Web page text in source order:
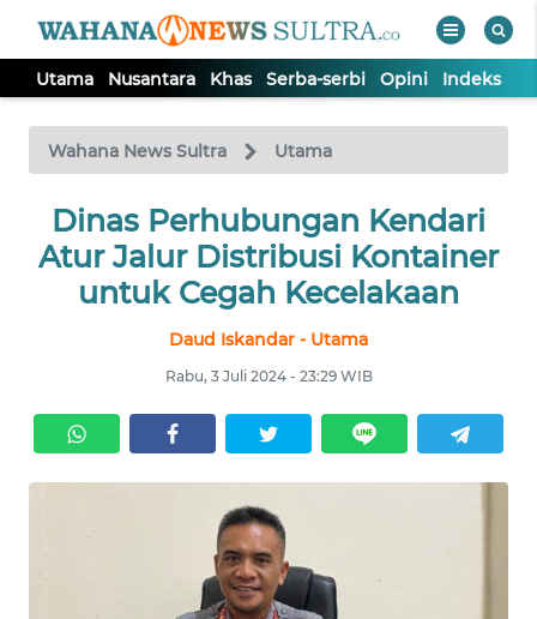
Utama Nusantara Khas Serba-serbi Opini Indeks
Wahana News Sultra Utama
Dinas Perhubungan Kendari
Atur Jalur Distribusi Kontainer
untuk Cegah Kecelakaan
Daud Iskandar - Utama
Rabu, 3 Juli 2024 - 23:29 WIB
TV
Tutup
UTAMA
NUSANTARA
SERBA-
SERBI
Informasi